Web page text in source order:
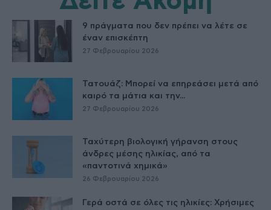
9 πράγματα που δεν πρέπει να λέτε σε
έναν επισκέπτη
27 Φεβρουαρίου 2026
Τατουάζ: Μπορεί να επηρεάσει μετά από
καιρό τα μάτια και την...
27 Φεβρουαρίου 2026
Ταχύτερη βιολογική γήρανση στους
άνδρες μέσης ηλικίας, από τα
«παντοτινά χημικά»
26 Φεβρουαρίου 2026
Γερά οστά σε όλες τις ηλικίες: Χρήσιμες